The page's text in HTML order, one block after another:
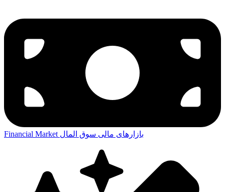
Financial Market بازارهای مالی سوق المال